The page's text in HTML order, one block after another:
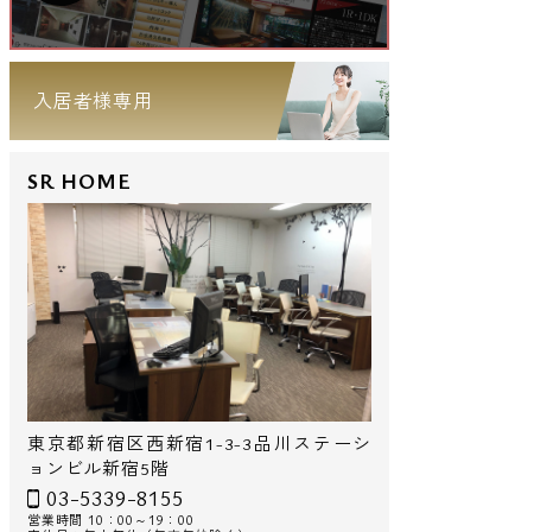
入居者様専用
SR HOME
東京都新宿区西新宿1-3-3品川ステーシ
ョンビル新宿5階
03-5339-8155
営業時間 10：00～19：00